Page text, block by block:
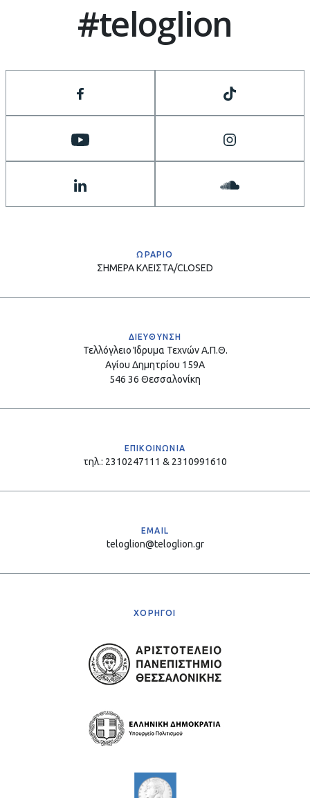
#teloglion
ΩΡΑΡΙΟ
ΣΗΜΕΡΑΚΛΕΙΣΤΑ/CLOSED
ΔΙΕΥΘΥΝΣΗ
Τελλόγλειο Ίδρυμα Τεχνών Α.Π.Θ.
Αγίου Δημητρίου 159Α
546 36 Θεσσαλονίκη
ΕΠΙΚΟΙΝΩΝΙΑ
τηλ.: 2310247111 & 2310991610
EMAIL
teloglion@teloglion.gr
ΧΟΡΗΓΟΙ